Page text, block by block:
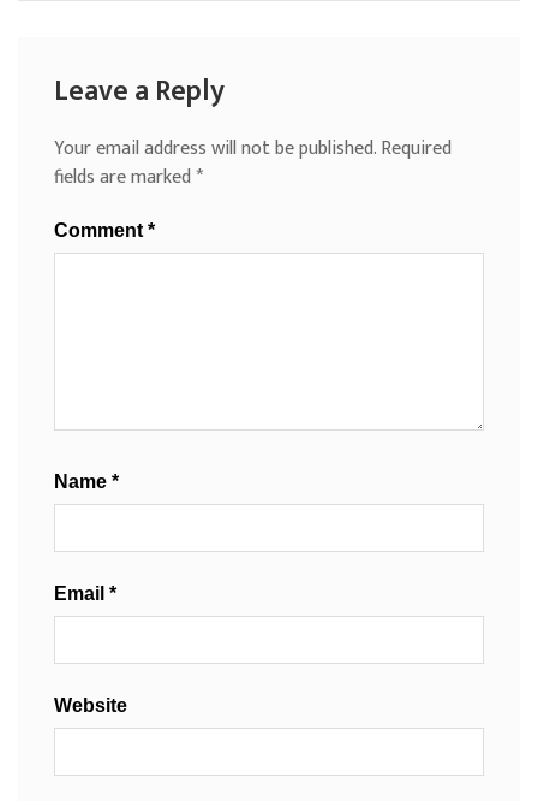
Leave a Reply
Your email address will not be published.Required
fields are marked*
Comment *
Name *
Email *
Website